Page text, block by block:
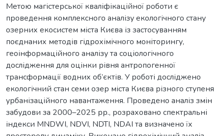
Метою магістерської кваліфікаційної роботи є
проведення комплексного аналізу екологічного стану
озерних екосистем міста Києва із застосуванням
поєднаних методів гідрохімічного моніторингу,
геоінформаційного аналізу та соціологічного
дослідження для оцінки рівня антропогенної
трансформації водних об’єктів. У роботі досліджено
екологічний стан семи озер міста Києва різного ступеня
урбанізаційного навантаження. Проведено аналіз змін
забудови за 2000–2025 рр., розраховано спектральні
індекси MNDWI, NDVI, NDTI, NDAI та визначено їх